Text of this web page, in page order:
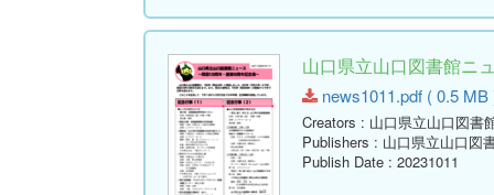
山口県立山口図書館ニ
news1011.pdf ( 0.5 MB
Creators : 山口県立山口図書
Publishers : 山口県立山口図
Publish Date : 20231011